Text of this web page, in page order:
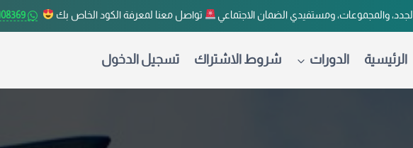
والمجموعات، ومستفيدي الضمان الاجتماعي تواصل معنا لمعرفة الكود الخاص بك 0533108369
الرئيسية الدورات شروط الاشتراك تسجيل الدخول